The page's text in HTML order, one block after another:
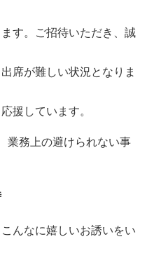
す。ご招待いただき、誠
席が難しい状況となりま
援しています。
業務上の避けられない事
んなに嬉しいお誘いをい